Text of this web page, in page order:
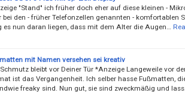
"Stand" ich früher doch eher auf diese kleinen -
bei den - früher Telefonzellen genannten - komfortablen
es nun daran liegen, dass mit dem Alter die Augen…
mit Namen versehen sei kreativ
bleibt vor Deiner Tür *Anzeige Langeweile vor
ist das Vergangenheit. Ich selber hasse Fußmatten,
freaky sind. Nun gut, sie sind zweckmäßig und lass…